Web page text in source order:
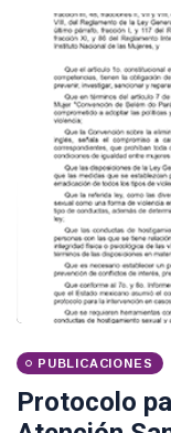
PUBLICACIONES
Protocolo